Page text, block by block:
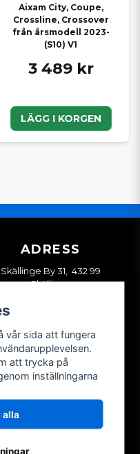
Aixam City, Coupe,
Crossline, Crossover
från årsmodell 2023-
(S10) V1
3 489 kr
LÄGG I KORGEN
ADRESS
Skällinge By 31, 432 99
Skällinge
MITT KONTO
vår sida att fungera
att trycka på
inställningarna
alla